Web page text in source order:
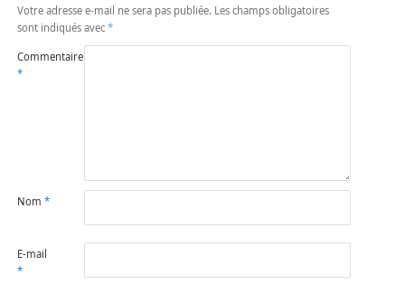
Votre adresse e-mail ne sera pas publiée. Les champs obligatoires
sont indiqués avec *
Commentaire
*
Nom *
E-mail
*